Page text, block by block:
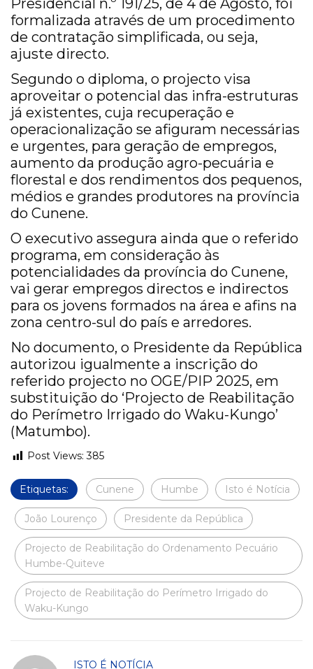
Presidencial n.º 191/25, de 4 de Agosto, foi
formalizada através de um procedimento
de contratação simplificada, ou seja,
ajuste directo.
Segundo o diploma, o projecto visa
aproveitar o potencial das infra-estruturas
já existentes, cuja recuperação e
operacionalização se afiguram necessárias
e urgentes, para geração de empregos,
aumento da produção agro-pecuária e
florestal e dos rendimentos dos pequenos,
médios e grandes produtores na província
do Cunene.
O executivo assegura ainda que o referido
programa, em consideração às
potencialidades da província do Cunene,
vai gerar empregos directos e indirectos
para os jovens formados na área e afins na
zona centro-sul do país e arredores.
No documento, o Presidente da República
autorizou igualmente a inscrição do
referido projecto no OGE/PIP 2025, em
substituição do ‘Projecto de Reabilitação
do Perímetro Irrigado do Waku-Kungo’
(Matumbo).
Post Views: 385
Etiquetas: Cunene Humbe Isto é Notícia
João Lourenço Presidente da República
Projecto de Reabilitação do Ordenamento Pecuário
Humbe-Quiteve
Projecto de Reabilitação do Perímetro Irrigado do
Waku-Kungo
ISTO É NOTÍCIA